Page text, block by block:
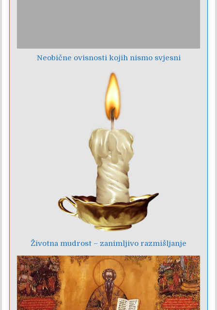
Neobične ovisnosti kojih nismo svjesni
Životna mudrost – zanimljivo razmišljanje